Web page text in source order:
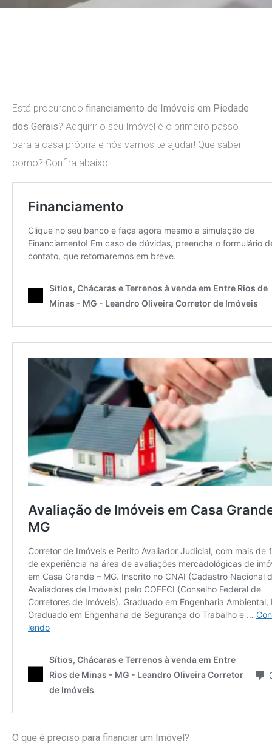
Está procurando financiamento de Imóveis em Piedade
dos Gerais? ​Adquirir o seu Imóvel é o primeiro passo
para a casa própria e nós vamos te ajudar! Que saber
como? Confira abaixo:
O que é preciso para financiar um Imóvel?